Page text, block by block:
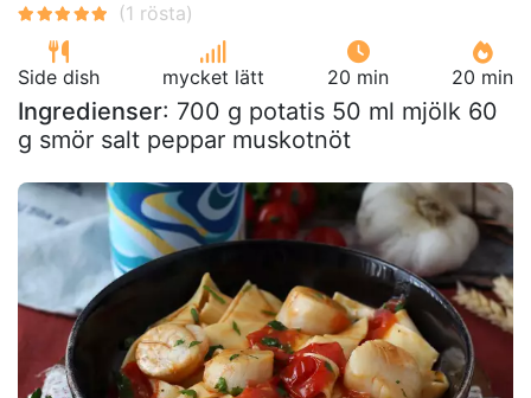
Side dish mycket lätt 20 min 20 min
Ingredienser: 700 g potatis 50 ml mjölk 60
g smör salt peppar muskotnöt